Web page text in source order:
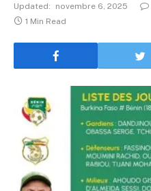
Updated:
novembre 6, 2025
1 Min Read